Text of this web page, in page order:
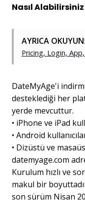
Nasıl Alabilirsiniz
AYRICA OKUYUN:
Pricing, Login,
DateMyAge'i
desteklediği her
yerde mevcuttur.
• iPhone ve iPad
• Android
• Dizüstü ve
datemyage.com
Kurulum hızlı ve
makul bir
son sürüm Nisan